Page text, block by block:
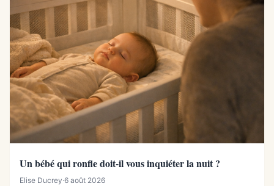
Un bébé qui ronfle doit-il vous inquiéter la nuit ?
Elise Ducrey·6 août 2026